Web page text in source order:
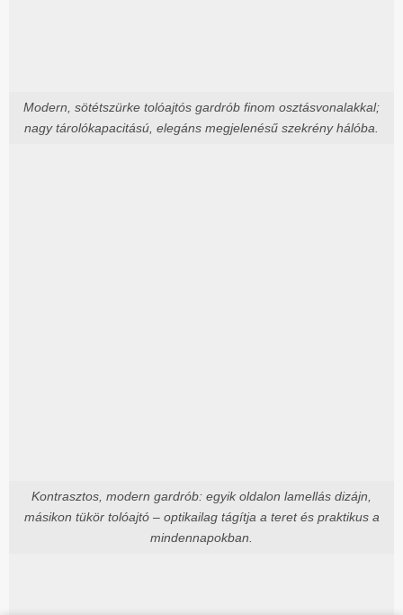
Modern, sötétszürke tolóajtós gardrób finom osztásvonalakkal;
nagy tárolókapacitású, elegáns megjelenésű szekrény hálóba.
Kontrasztos, modern gardrób: egyik oldalon lamellás dizájn,
másikon tükör tolóajtó – optikailag tágítja a teret és praktikus a
mindennapokban.